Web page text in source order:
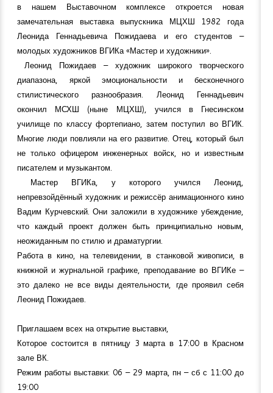
в нашем Выставочном комплексе откроется новая
замечательная выставка выпускника МЦХШ 1982 года
Леонида Геннадьевича Пожидаева и его студентов –
молодых художников ВГИКа «Мастер и художники».
Леонид Пожидаев – художник широкого творческого
диапазона, яркой эмоциональности и бесконечного
стилистического разнообразия. Леонид Геннадьевич
окончил МСХШ (ныне МЦХШ), учился в Гнесинском
училище по классу фортепиано, затем поступил во ВГИК.
Многие люди повлияли на его развитие. Отец, который был
не только офицером инженерных войск, но и известным
писателем и музыкантом.
Мастер ВГИКа, у которого учился Леонид,
непревзойдённый художник и режиссёр анимационного кино
Вадим Курчевский. Они заложили в художнике убеждение,
что каждый проект должен быть принципиально новым,
неожиданным по стилю и драматургии.
Работа в кино, на телевидении, в станковой живописи, в
книжной и журнальной графике, преподавание во ВГИКе –
это далеко не все виды деятельности, где проявил себя
Леонид Пожидаев.
Приглашаем всех на открытие выставки,
Которое состоится в пятницу 3 марта в 17:00 в Красном
зале ВК.
Режим работы выставки: 06 – 29 марта, пн – сб с 11:00 до
19:00